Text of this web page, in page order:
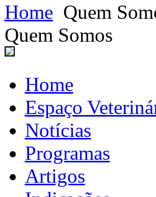
Home Quem
Quem Somos
Home
Espaço
Notícias
Programas
Artigos